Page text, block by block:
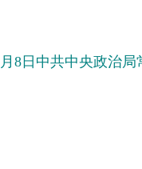
5月8日中共中央政